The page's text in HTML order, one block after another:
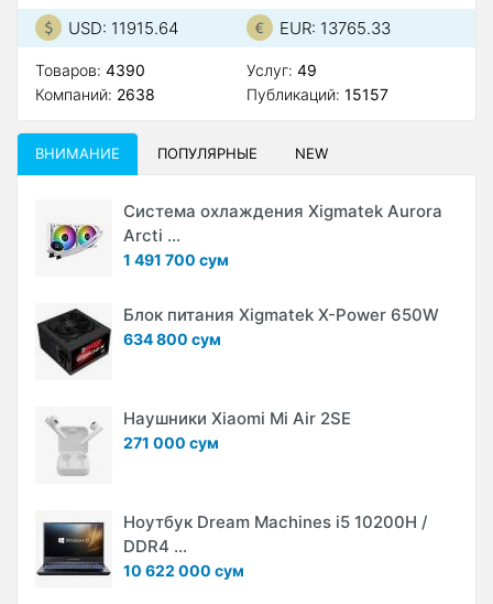
USD: 11915.64 EUR: 13765.33
Товаров: 4390
Компаний: 2638
Услуг: 49
Публикаций: 15157
ВНИМАНИЕ ПОПУЛЯРНЫЕ NEW
Система охлаждения Xigmatek Aurora
Arcti ...
1 491 700 сум
Блок питания Xigmatek X-Power 650W
634 800 сум
Наушники Xiaomi Mi Air 2SE
271 000 сум
Ноутбук Dream Machines i5 10200H /
DDR4 ...
10 622 000 сум